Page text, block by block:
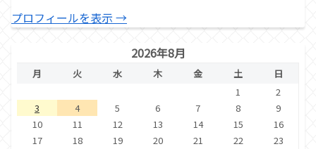
プロフィールを表示 →
2026年8月
月 火 水 木 金 土
日
1
2
3
4 5 6 7 8
9
10
11 12 13 14 15
16
17
18 19 20 21 22
23